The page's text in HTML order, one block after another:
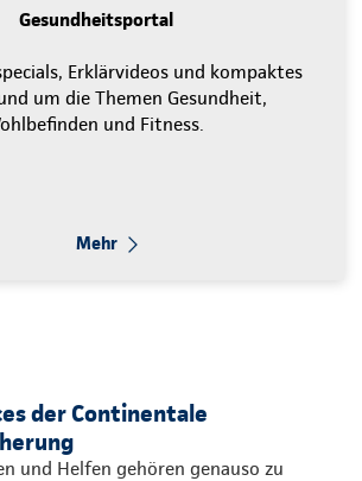
Gesundheitsportal
Erklärvideos und kompaktes
um die Themen Gesundheit,
und Fitness.
Mehr
der Continentale
und Helfen gehören genauso zu